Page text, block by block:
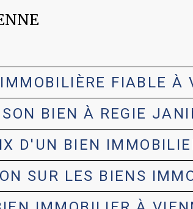
FIABLE À
BIEN À REGIE
D'UN BIEN
SUR LES BIENS